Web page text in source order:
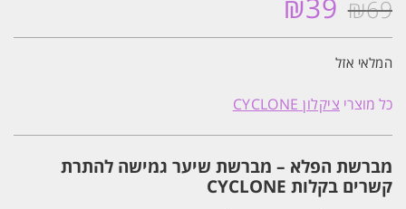
₪69
המחיר
₪69.
₪39
המלאי אזל
כל מוצרי ציקלון CYCLONE
מברשת הפלא – מברשת שיער גמישה להתרת
קשרים בקלות CYCLONE